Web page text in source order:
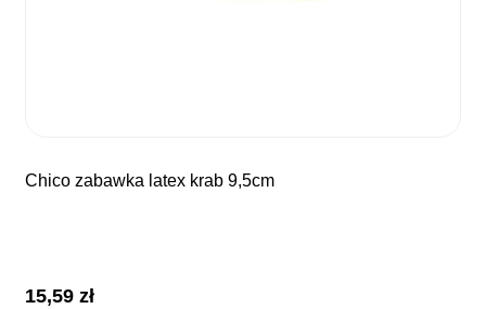
chico zabawka latex krab 9,5cm
15,59zł